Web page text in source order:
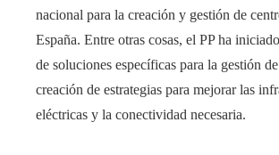
nacional para la creación y gestión de
España. Entre otras cosas, el PP ha
de soluciones específicas para la gestión
creación de estrategias para mejorar las
eléctricas y la conectividad necesaria.